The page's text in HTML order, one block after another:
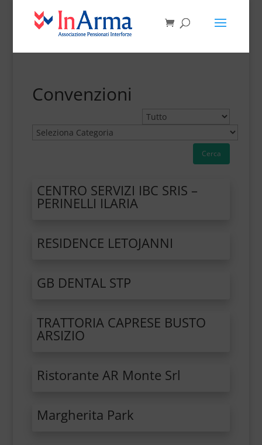
Convenzioni
Cerca
CENTRO SERVIZI IBC SRIS –
PERINELLI ILARIA
RESIDENCE LETOJANNI
GB DENTAL STP
TRATTORIA CAPRESE BUSTO
ARSIZIO
Ristorante AR Monte Srl
Margherita Park